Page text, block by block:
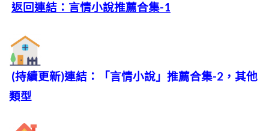
返回連結：言情小說推薦合集-1
(持續更新)連結：「言情小說」推薦合集-2，其他
類型